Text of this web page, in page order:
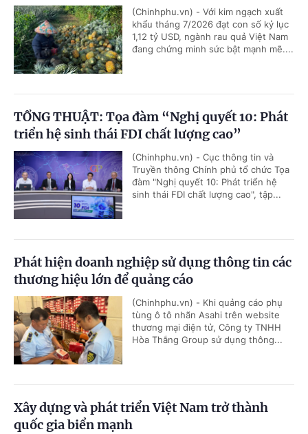
(Chinhphu.vn) - Với kim ngạch xuất
khẩu tháng 7/2026 đạt con số kỷ lục
1,12 tỷ USD, ngành rau quả Việt Nam
đang chứng minh sức bật mạnh mẽ....
TỔNG THUẬT: Tọa đàm “Nghị quyết 10: Phát
triển hệ sinh thái FDI chất lượng cao”
(Chinhphu.vn) - Cục thông tin và
Truyền thông Chính phủ tổ chức Tọa
đàm "Nghị quyết 10: Phát triển hệ
sinh thái FDI chất lượng cao", tập...
Phát hiện doanh nghiệp sử dụng thông tin các
thương hiệu lớn để quảng cáo
(Chinhphu.vn) - Khi quảng cáo phụ
tùng ô tô nhãn Asahi trên website
thương mại điện tử, Công ty TNHH
Hòa Thắng Group sử dụng thông...
Xây dựng và phát triển Việt Nam trở thành
quốc gia biển mạnh